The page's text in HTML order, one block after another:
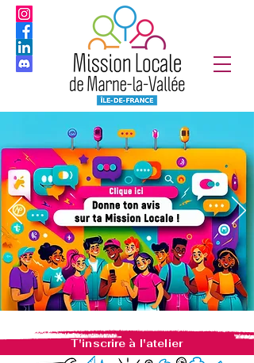
T'inscrire à l'atelier